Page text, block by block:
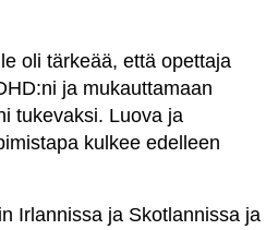
oli tärkeää, että opettaja
ja mukauttamaan
tukevaksi. Luova ja
kulkee edelleen
Irlannissa ja Skotlannissa ja